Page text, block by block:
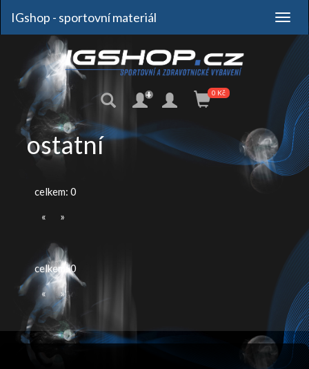
+ 0 Kč
IGshop - sportovní materiál
ostatní
celkem: 0
«
»
celkem: 0
«
»